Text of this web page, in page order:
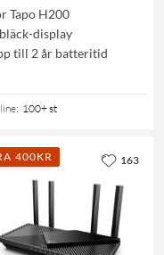
Tapo H200
display
till 2 år batteritid
: 100+ st
400KR 163